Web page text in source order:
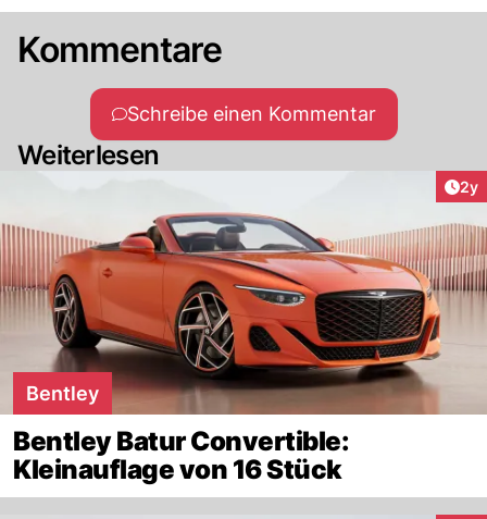
Kommentare
Schreibe einen Kommentar
Weiterlesen
2y
Bentley
Bentley Batur Convertible:
Kleinauflage von 16 Stück